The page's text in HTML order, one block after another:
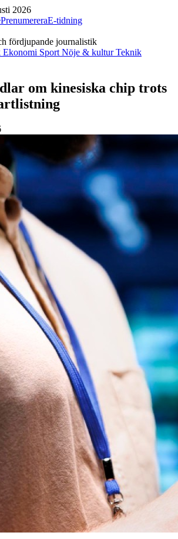
2026
PrenumereraE-tidning
fördjupande journalistik
Ekonomi Sport Nöje & kulturTeknik
om kinesiska chip trots